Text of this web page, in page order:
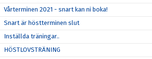
Vårterminen 2021 - snart kan ni boka!
Snart är höstterminen slut
Inställda träningar..
HÖSTLOVSTRÄNING